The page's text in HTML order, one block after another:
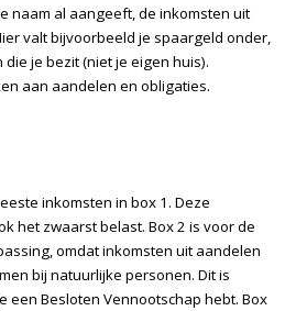
naam al aangeeft, de inkomsten uit
valt bijvoorbeeld je spaargeld onder,
je bezit (niet je eigen huis).
aan aandelen en obligaties.
inkomsten in box 1. Deze
het zwaarst belast. Box 2 is voor de
omdat inkomsten uit aandelen
bij natuurlijke personen. Dit is
een Besloten Vennootschap hebt. Box